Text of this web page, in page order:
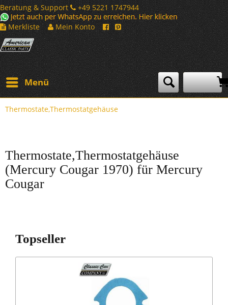
Beratung & Support
+49 5221 1747944
Merkliste
Mein Konto
Menü
Thermostate,Thermostatgehäuse
Thermostate,Thermostatgehäuse
(Mercury Cougar 1970) für Mercury
Cougar
Topseller